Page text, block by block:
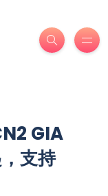
GIA
支持